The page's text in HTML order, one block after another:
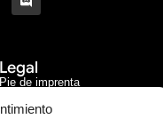
Legal
Pie de imprenta
Condiciones de servicio